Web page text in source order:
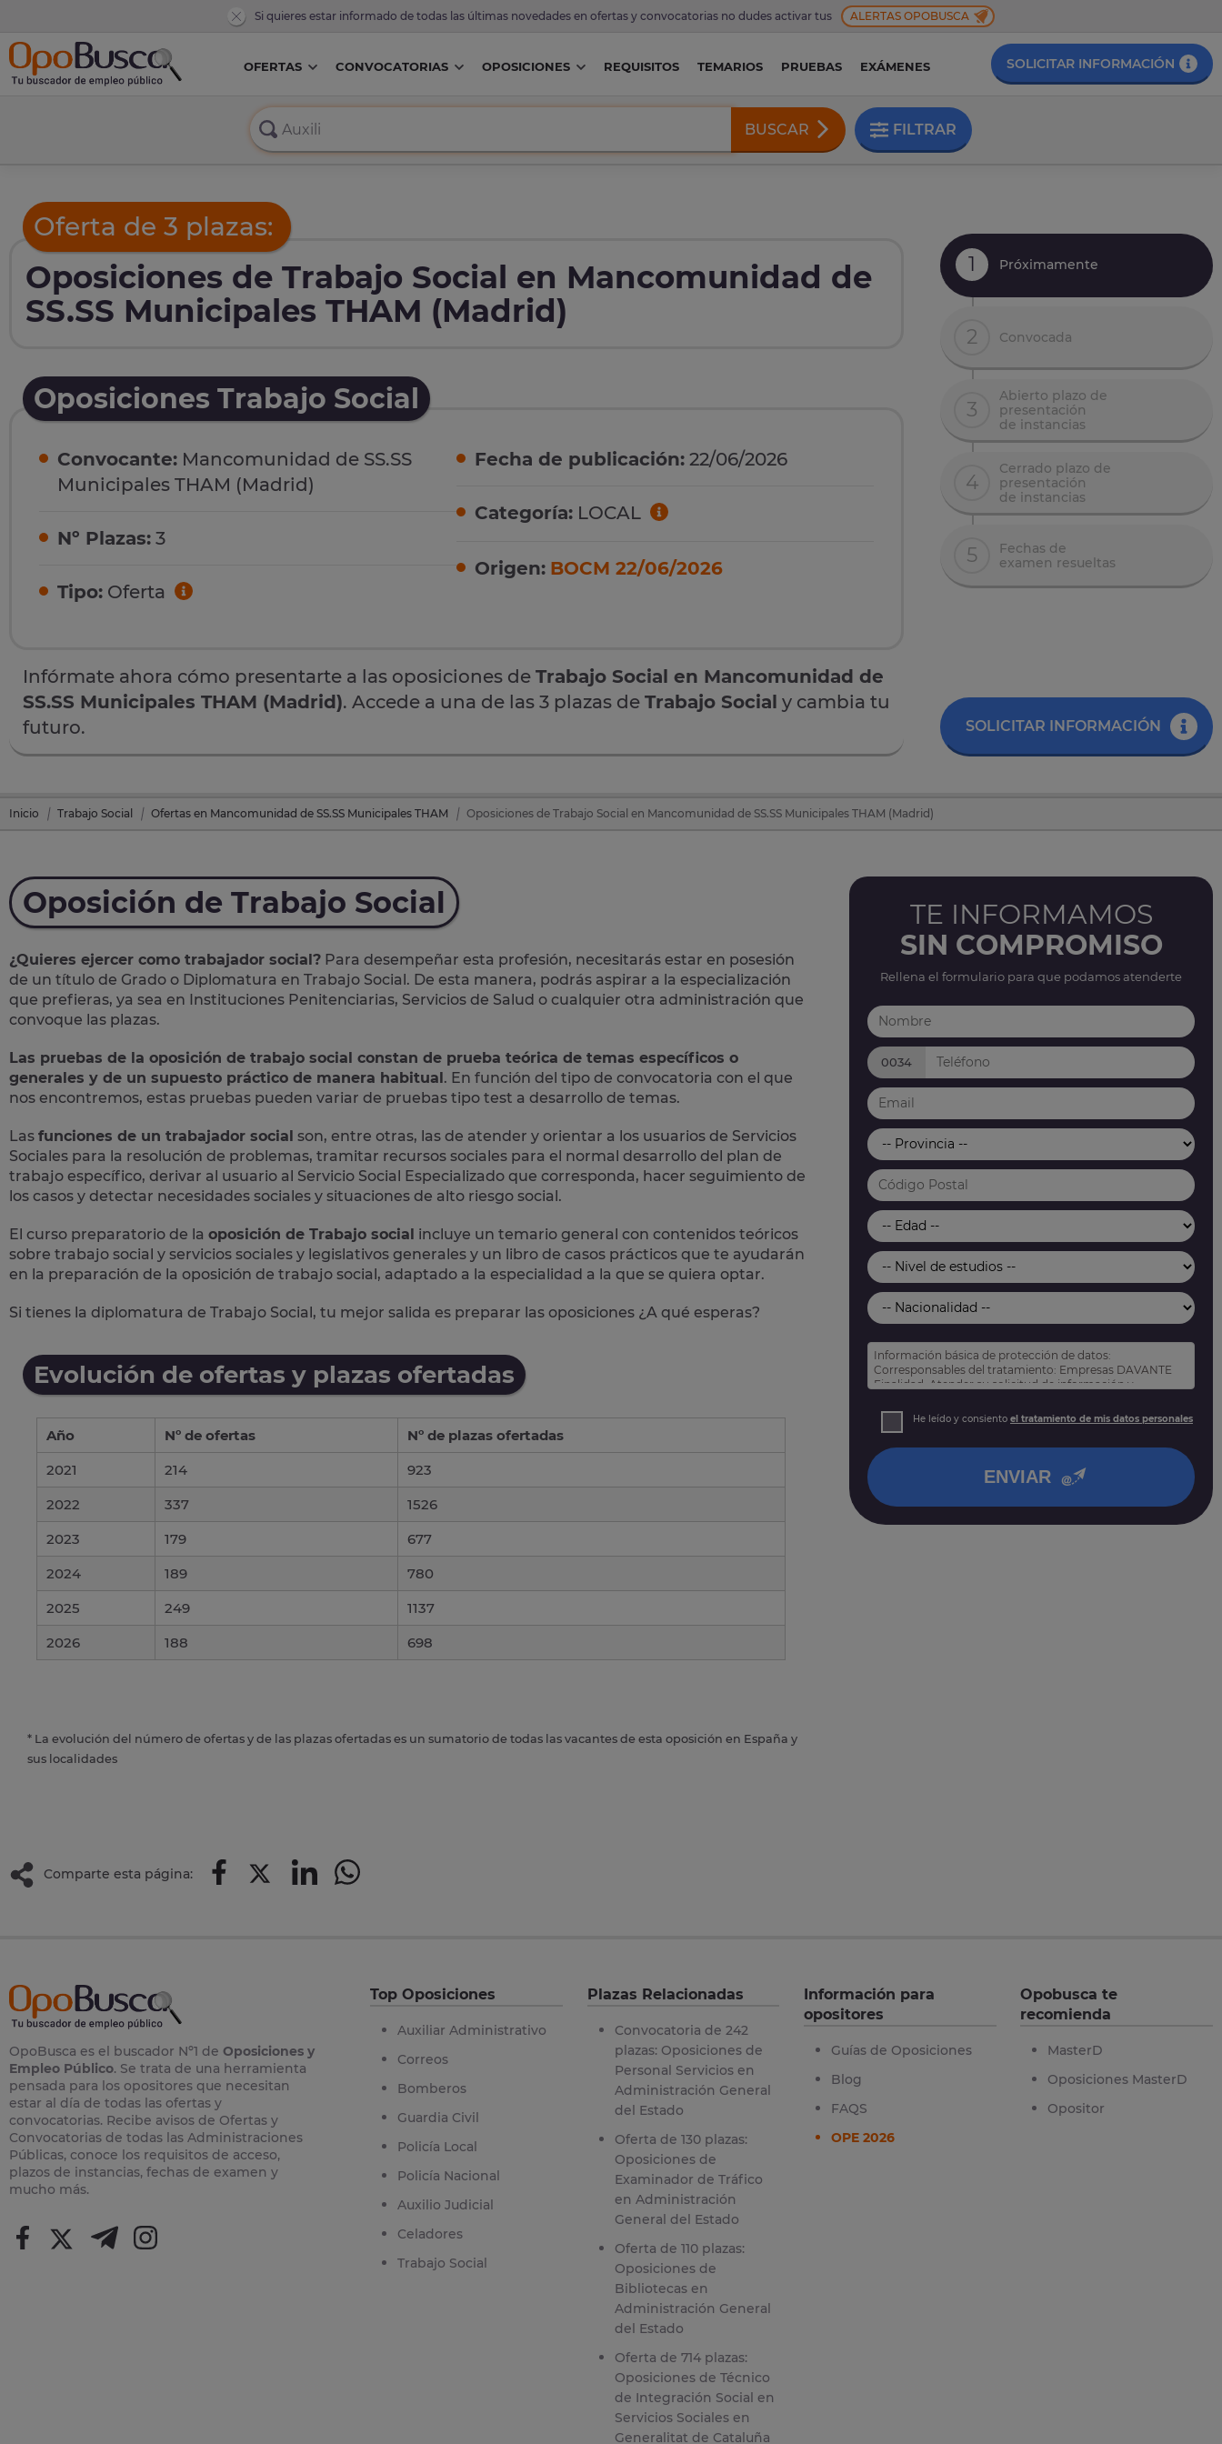
Si quieres estar informado de todas las últimas novedades en ofertas y convocatorias no dudes activar tus ALERTAS OPOBUSCA
OFERTAS CONVOCATORIAS OPOSICIONES REQUISITOS TEMARIOS PRUEBAS EXÁMENES SOLICITAR INFORMACIÓN
BUSCAR FILTRAR
Oferta de 3 plazas:
Oposiciones de Trabajo Social en Mancomunidad de
SS.SS Municipales THAM (Madrid)
Oposiciones Trabajo Social
Convocante: Mancomunidad de SS.SS
Municipales THAM (Madrid)
Nº Plazas: 3
Tipo: Oferta
Fecha de publicación: 22/06/2026
Categoría: LOCAL
Origen: BOCM 22/06/2026
Infórmate ahora cómo presentarte a las oposiciones de Trabajo Social en Mancomunidad de
SS.SS Municipales THAM (Madrid). Accede a una de las 3 plazas de Trabajo Social y cambia tu
futuro.
1 Próximamente
2 Convocada
3
Abierto plazo de
presentación
de instancias
4
Cerrado plazo de
presentación
de instancias
5
Fechas de
examen resueltas
SOLICITAR INFORMACIÓN
Inicio Trabajo Social Ofertas en Mancomunidad de SS.SS Municipales THAM Oposiciones de Trabajo Social en Mancomunidad de SS.SS Municipales THAM (Madrid)
Oposición de Trabajo Social
¿Quieres ejercer como trabajador social? Para desempeñar esta profesión, necesitarás estar en posesión
de un título de Grado o Diplomatura en Trabajo Social. De esta manera, podrás aspirar a la especialización
que prefieras, ya sea en Instituciones Penitenciarias, Servicios de Salud o cualquier otra administración que
convoque las plazas.
Las pruebas de la oposición de trabajo social constan de prueba teórica de temas específicos o
generales y de un supuesto práctico de manera habitual. En función del tipo de convocatoria con el que
nos encontremos, estas pruebas pueden variar de pruebas tipo test a desarrollo de temas.
Las funciones de un trabajador social son, entre otras, las de atender y orientar a los usuarios de Servicios
Sociales para la resolución de problemas, tramitar recursos sociales para el normal desarrollo del plan de
trabajo específico, derivar al usuario al Servicio Social Especializado que corresponda, hacer seguimiento de
los casos y detectar necesidades sociales y situaciones de alto riesgo social.
El curso preparatorio de la oposición de Trabajo social incluye un temario general con contenidos teóricos
sobre trabajo social y servicios sociales y legislativos generales y un libro de casos prácticos que te ayudarán
en la preparación de la oposición de trabajo social, adaptado a la especialidad a la que se quiera optar.
Si tienes la diplomatura de Trabajo Social, tu mejor salida es preparar las oposiciones ¿A qué esperas?
Evolución de ofertas y plazas ofertadas
Año Nº de ofertas
Nº de plazas ofertadas
2021
214
923
2022
337
1526
2023
179
677
2024
189
780
2025
249
1137
2026
188 698
* La evolución del número de ofertas y de las plazas ofertadas es un sumatorio de todas las vacantes de esta oposición en España y
sus localidades
TE INFORMAMOS
SIN COMPROMISO
Rellena el formulario para que podamos atenderte
0034
Información básica de protección de datos:
Corresponsables del tratamiento: Empresas DAVANTE
Finalidad: Atender su solicitud de información y
Derechos: Puede acceder, rectificar y suprimir sus
datos, así como otros derechos tal y como se explica
He leído y consiento el tratamiento de mis datos personales
ENVIAR
Comparte esta página:
OpoBusca es el buscador Nº1 de Oposiciones y
Empleo Público. Se trata de una herramienta
pensada para los opositores que necesitan
estar al día de todas las ofertas y
convocatorias. Recibe avisos de Ofertas y
Convocatorias de todas las Administraciones
Públicas, conoce los requisitos de acceso,
plazos de instancias, fechas de examen y
mucho más.
Top Oposiciones
Auxiliar Administrativo
Correos
Bomberos
Guardia Civil
Policía Local
Policía Nacional
Auxilio Judicial
Celadores
Trabajo Social
Plazas Relacionadas
Convocatoria de 242
plazas: Oposiciones de
Personal Servicios en
Administración General
del Estado
Oferta de 130 plazas:
Oposiciones de
Examinador de Tráfico
en Administración
General del Estado
Oferta de 110 plazas:
Oposiciones de
Bibliotecas en
Administración General
del Estado
Oferta de 714 plazas:
Oposiciones de Técnico
de Integración Social en
Servicios Sociales en
Generalitat de Cataluña
Información para
opositores
Guías de Oposiciones
Blog
FAQS
OPE 2026
Opobusca te
recomienda
MasterD
Oposiciones MasterD
Opositor